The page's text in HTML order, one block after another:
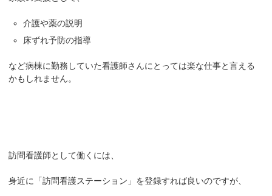
介護や薬の説明
床ずれ予防の指導
など病棟に勤務していた看護師さんにとっては楽な仕事と言える
かもしれません。
訪問看護師として働くには、
身近に「訪問看護ステーション」を登録すれば良いのですが、